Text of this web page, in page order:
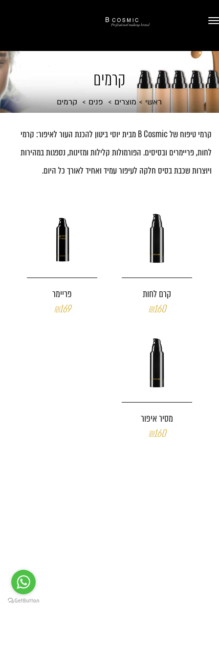
קרמים
ראשי מוצרים פנים קרמים
קרמי טיפוח של B Cosmic מבית יוסי ביטון להכנת העור לאיפור: קרמי
לחות, פריימרים ובסיסים. הפורמולות קלילות ומזינות, נספגות במהירות
ויוצרות שכבת בסיס חלקה לעיפור עמיד ואחיד לאורך כל היום.
קרם לחות
₪160
פריימר
₪169
מסיר איפור
₪160